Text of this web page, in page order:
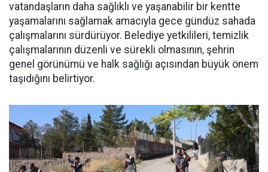
vatandaşların daha sağlıklı ve yaşanabilir bir kentte
yaşamalarını sağlamak amacıyla gece gündüz sahada
çalışmalarını sürdürüyor. Belediye yetkilileri, temizlik
çalışmalarının düzenli ve sürekli olmasının, şehrin
genel görünümü ve halk sağlığı açısından büyük önem
taşıdığını belirtiyor.